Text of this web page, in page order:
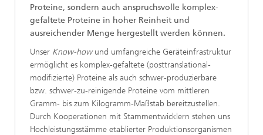
Proteine, sondern auch anspruchsvolle komplex-
gefaltete Proteine in hoher Reinheit und
ausreichender Menge hergestellt werden können.
Unser Know-howund umfangreiche Geräteinfrastruktur
ermöglicht es komplex-gefaltete (posttranslational-
modifizierte) Proteine als auch schwer-produzierbare
bzw. schwer-zu-reinigende Proteine vom mittleren
Gramm- bis zum Kilogramm-Maßstab bereitzustellen.
Durch Kooperationen mit Stammentwicklern stehen uns
Hochleistungsstämme etablierter Produktionsorganismen